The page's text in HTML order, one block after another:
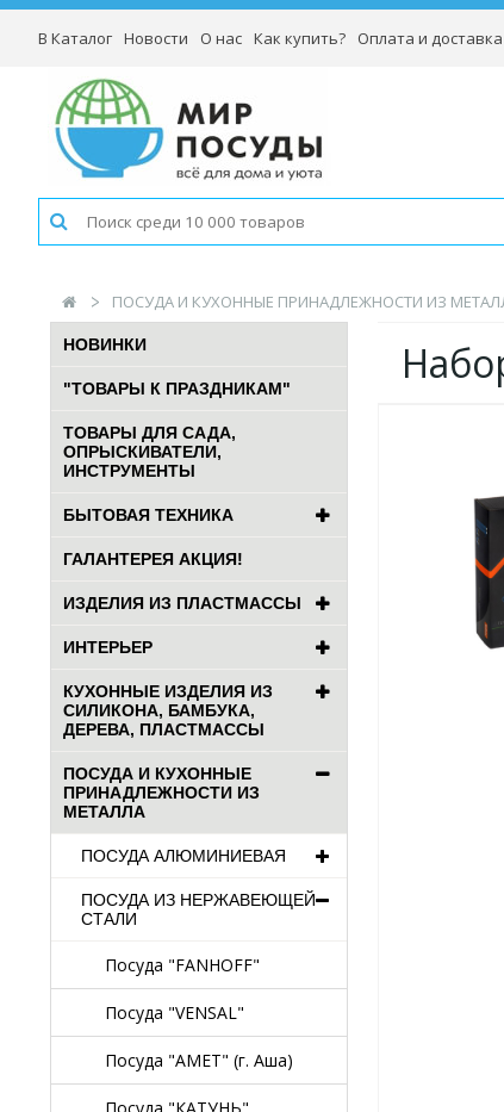
В Каталог Новости О нас Как купить? Оплата и доставка
ПОСУДА И КУХОННЫЕ ПРИНАДЛЕЖНОСТИ ИЗ
НОВИНКИ
"ТОВАРЫ К ПРАЗДНИКАМ"
ТОВАРЫ ДЛЯ САДА,
ОПРЫСКИВАТЕЛИ,
ИНСТРУМЕНТЫ
БЫТОВАЯ ТЕХНИКА
ГАЛАНТЕРЕЯ АКЦИЯ!
ИЗДЕЛИЯ ИЗ ПЛАСТМАССЫ
ИНТЕРЬЕР
КУХОННЫЕ ИЗДЕЛИЯ ИЗ
СИЛИКОНА, БАМБУКА,
ДЕРЕВА, ПЛАСТМАССЫ
ПОСУДА И КУХОННЫЕ
ПРИНАДЛЕЖНОСТИ ИЗ
МЕТАЛЛА
ПОСУДА АЛЮМИНИЕВАЯ
ПОСУДА ИЗ НЕРЖАВЕЮЩЕЙ
СТАЛИ
Посуда "FANHOFF"
Посуда "VENSAL"
Посуда "АМЕТ" (г. Аша)